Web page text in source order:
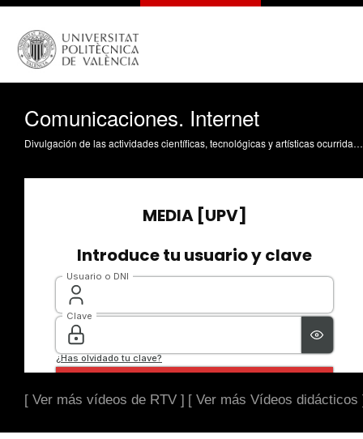
Comunicaciones. Internet
Divulgación de las actividades científicas, tecnológicas y artísticas ocurridas en los tres campus de la UPV
[ Ver más vídeos de RTV ] [ Ver más Vídeos didácticos